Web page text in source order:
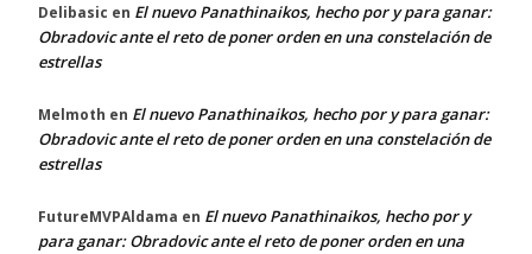
Delibasic en El nuevo Panathinaikos, hecho por y para ganar:
Obradovic ante el reto de poner orden en una constelación de
estrellas
Melmoth en El nuevo Panathinaikos, hecho por y para ganar:
Obradovic ante el reto de poner orden en una constelación de
estrellas
FutureMVPAldama en El nuevo Panathinaikos, hecho por y
para ganar: Obradovic ante el reto de poner orden en una